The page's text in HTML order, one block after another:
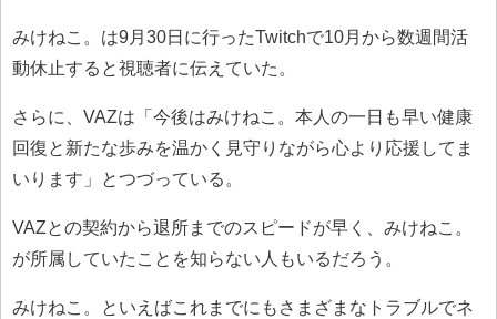
みけねこ。は9月30日に行ったTwitchで10月から数週間活
動休止すると視聴者に伝えていた。
さらに、VAZは「今後はみけねこ。本人の一日も早い健康
回復と新たな歩みを温かく見守りながら心より応援してま
いります」とつづっている。
VAZとの契約から退所までのスピードが早く、みけねこ。
が所属していたことを知らない人もいるだろう。
みけねこ。といえばこれまでにもさまざまなトラブルでネ